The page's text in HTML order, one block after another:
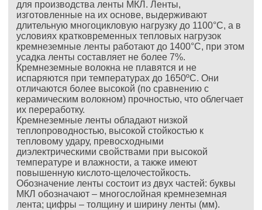
для производства ленты МКЛ. Ленты,
изготовленные на их основе, выдерживают
длительную многоцикловую нагрузку до 1100°С, а в
условиях кратковременных тепловых нагрузок
кремнеземные ленты работают до 1400°С, при этом
усадка ленты составляет не более 7%.
Кремнеземные волокна не плавятся и не
испаряются при температурах до 1650ºС. Они
отличаются более высокой (по сравнению с
керамическим волокном) прочностью, что облегчает
их переработку.
Кремнеземные ленты обладают низкой
теплопроводностью, высокой стойкостью к
тепловому удару, превосходными
диэлектрическими свойствами при высокой
температуре и влажности, а также имеют
повышенную кислото-щелочестойкость.
Обозначение ленты состоит из двух частей: буквы
МКЛ обозначают – многослойная кремнеземная
лента; цифры – толщину и ширину ленты (мм).